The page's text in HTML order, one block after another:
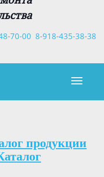
8-918-435-38-38
70-00
продукции